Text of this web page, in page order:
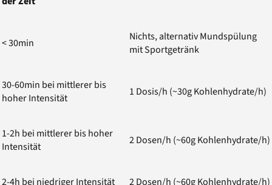
< 30min
Nichts, alternativ Mundspülung
mit Sportgetränk
30-60min bei mittlerer bis
hoher Intensität
1 Dosis/h (~30g Kohlenhydrate/h)
1-2h bei mittlerer bis hoher
Intensität
2 Dosen/h (~60g Kohlenhydrate/h)
2-4h bei niedriger Intensität 2 Dosen/h (~60g Kohlenhydrate/h)